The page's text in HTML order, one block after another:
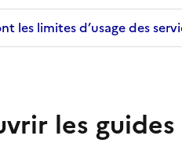
les limites d’usage des
les guides